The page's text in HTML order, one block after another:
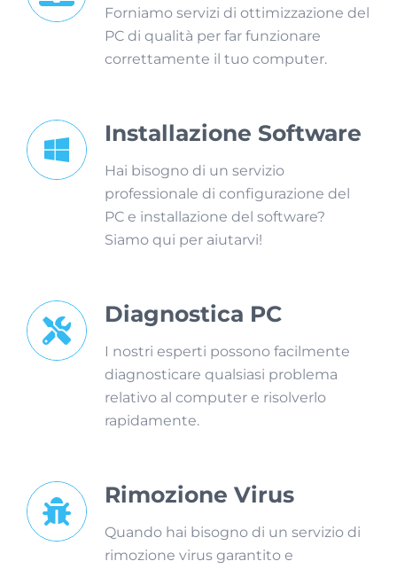
Forniamo servizi di ottimizzazione del
PC di qualità per far funzionare
correttamente il tuo computer.
Installazione Software
Hai bisogno di un servizio
professionale di configurazione del
PC e installazione del software?
Siamo qui per aiutarvi!
Diagnostica PC
I nostri esperti possono facilmente
diagnosticare qualsiasi problema
relativo al computer e risolverlo
rapidamente.
Rimozione Virus
Quando hai bisogno di un servizio di
rimozione virus garantito e